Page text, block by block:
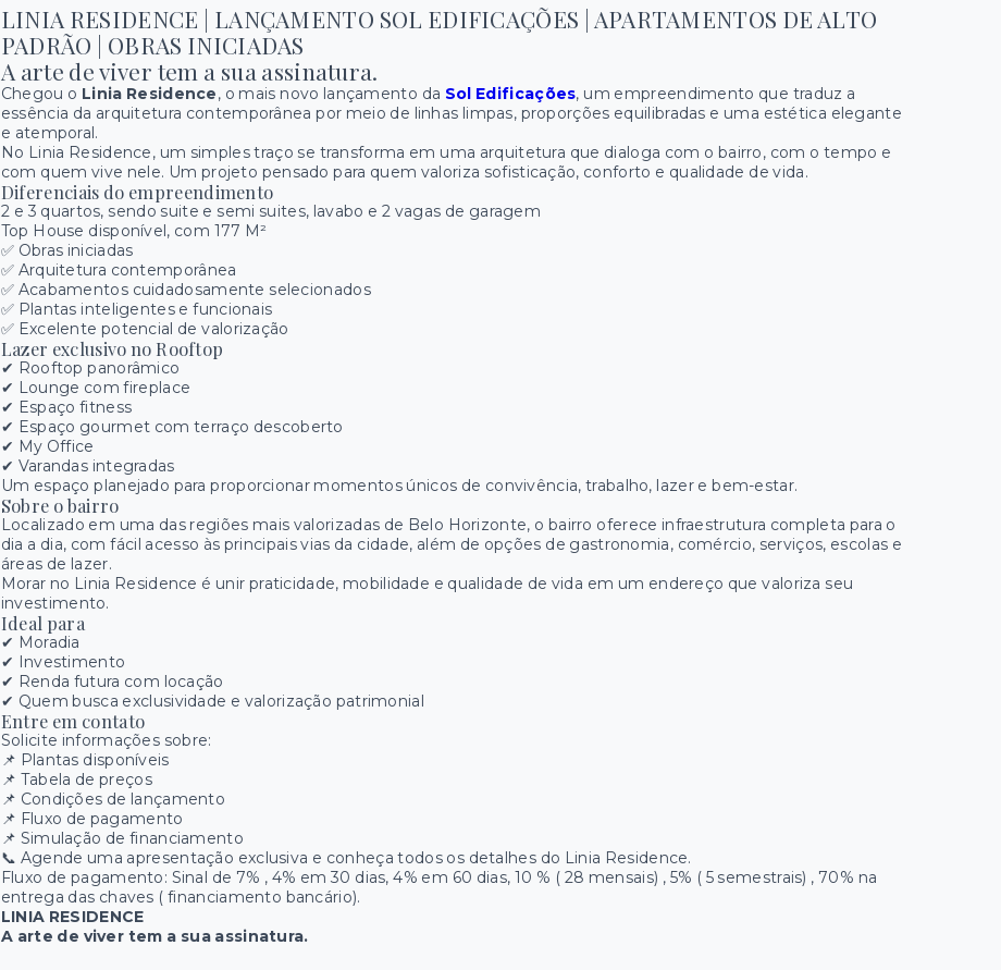
LINIA RESIDENCE | LANÇAMENTO SOL EDIFICAÇÕES | APARTAMENTOS DE ALTO
PADRÃO | OBRAS INICIADAS
A arte de viver tem a sua assinatura.
Chegou o Linia Residence, o mais novo lançamento da Sol Edificações, um empreendimento que traduz a
essência da arquitetura contemporânea por meio de linhas limpas, proporções equilibradas e uma estética elegante
e atemporal.
No Linia Residence, um simples traço se transforma em uma arquitetura que dialoga com o bairro, com o tempo e
com quem vive nele. Um projeto pensado para quem valoriza sofisticação, conforto e qualidade de vida.
Diferenciais do empreendimento
2 e 3 quartos, sendo suite e semi suites, lavabo e 2 vagas de garagem
Top House disponível, com 177 M²
✅ Obras iniciadas
✅ Arquitetura contemporânea
✅ Acabamentos cuidadosamente selecionados
✅ Plantas inteligentes e funcionais
✅ Excelente potencial de valorização
Lazer exclusivo no Rooftop
✔ Rooftop panorâmico
✔ Lounge com fireplace
✔ Espaço fitness
✔ Espaço gourmet com terraço descoberto
✔ My Office
✔ Varandas integradas
Um espaço planejado para proporcionar momentos únicos de convivência, trabalho, lazer e bem-estar.
Sobre o bairro
Localizado em uma das regiões mais valorizadas de Belo Horizonte, o bairro oferece infraestrutura completa para o
dia a dia, com fácil acesso às principais vias da cidade, além de opções de gastronomia, comércio, serviços, escolas e
áreas de lazer.
Morar no Linia Residence é unir praticidade, mobilidade e qualidade de vida em um endereço que valoriza seu
investimento.
Ideal para
✔ Moradia
✔ Investimento
✔ Renda futura com locação
✔ Quem busca exclusividade e valorização patrimonial
Entre em contato
Solicite informações sobre:
📌 Plantas disponíveis
📌 Tabela de preços
📌 Condições de lançamento
📌 Fluxo de pagamento
📌 Simulação de financiamento
📞 Agende uma apresentação exclusiva e conheça todos os detalhes do Linia Residence.
Fluxo de pagamento: Sinal de 7% , 4% em 30 dias, 4% em 60 dias, 10 % ( 28 mensais) , 5% ( 5 semestrais) , 70% na
entrega das chaves ( financiamento bancário).
LINIA RESIDENCE
A arte de viver tem a sua assinatura.